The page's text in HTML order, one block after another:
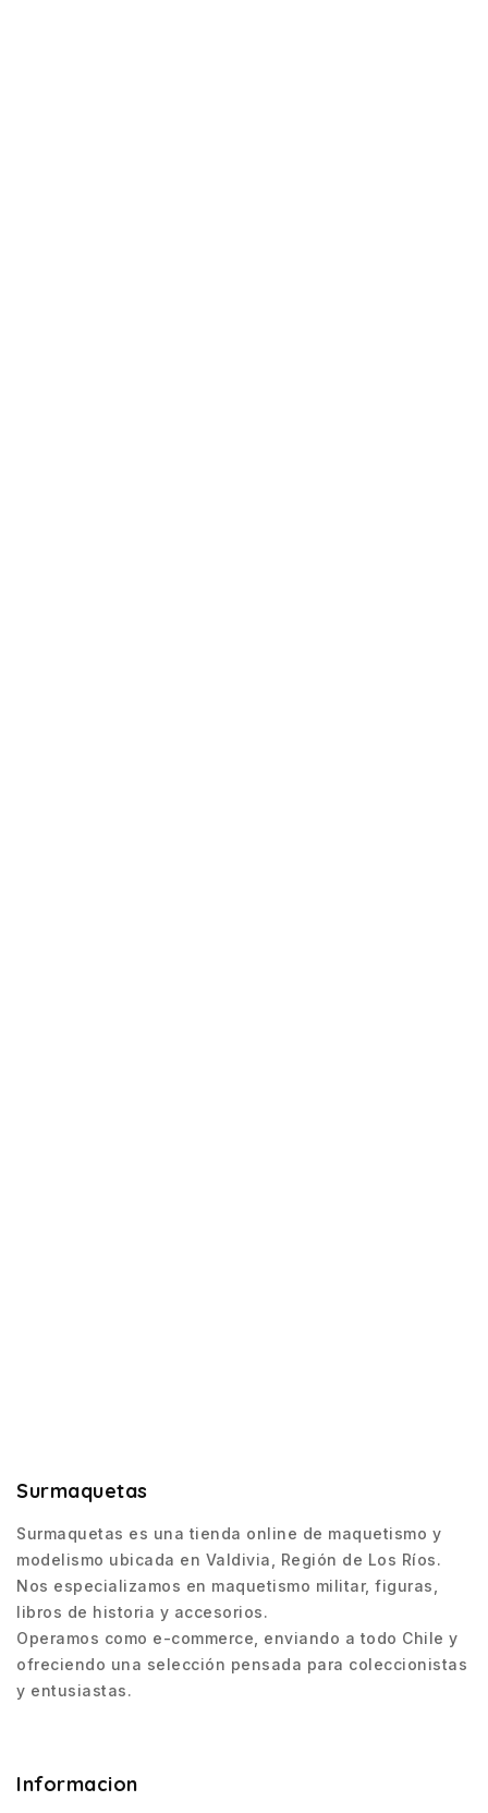
Surmaquetas
Surmaquetas es una tienda online de maquetismo y
modelismo ubicada en Valdivia, Región de Los Ríos.
Nos especializamos en maquetismo militar, figuras,
libros de historia y accesorios.
Operamos como e-commerce, enviando a todo Chile y
ofreciendo una selección pensada para coleccionistas
y entusiastas.
Informacion